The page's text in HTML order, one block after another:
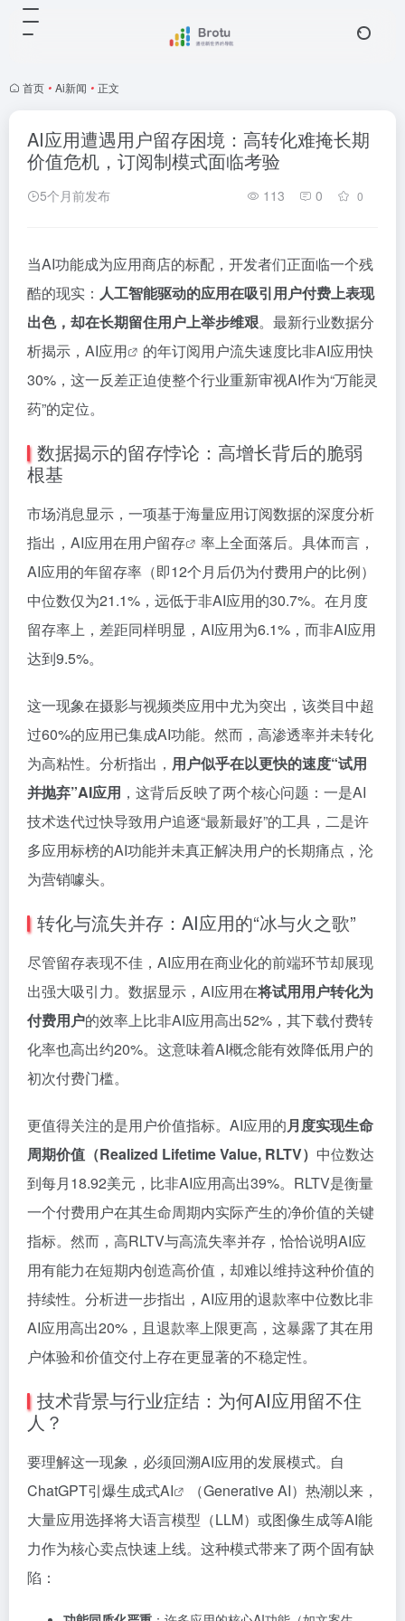
首页 • Ai新闻 • 正文
AI应用遭遇用户留存困境：高转化难掩长期
价值危机，订阅制模式面临考验
5个月前发布 113 0 0
当AI功能成为应用商店的标配，开发者们正面临一个残
酷的现实： 人工智能驱动的应用在吸引用户付费上表现
出色，却在长期留住用户上举步维艰。最新行业数据分
析揭示， AI应用
的年订阅用户流失速度比非AI应用快
30%，这一反差正迫使整个行业重新审视AI作为“万能灵
药”的定位。
数据揭示的留存悖论：高增长背后的脆弱
根基
市场消息显示，一项基于海量应用订阅数据的深度分析
指出，AI应用在用户留存
率上全面落后。具体而言，
AI应用的年留存率（即12个月后仍为付费用户的比例）
中位数仅为21.1%，远低于非AI应用的30.7%。在月度
留存率上，差距同样明显，AI应用为6.1%，而非AI应用
达到9.5%。
这一现象在摄影与视频类应用中尤为突出，该类目中超
过60%的应用已集成AI功能。然而，高渗透率并未转化
为高粘性。分析指出， 用户似乎在以更快的速度“试用
并抛弃”AI应用 ，这背后反映了两个核心问题：一是AI
技术迭代过快导致用户追逐“最新最好”的工具，二是许
多应用标榜的AI功能并未真正解决用户的长期痛点，沦
为营销噱头。
转化与流失并存：AI应用的“冰与火之歌”
尽管留存表现不佳，AI应用在商业化的前端环节却展现
出强大吸引力。数据显示，AI应用在将试用用户转化为
付费用户的效率上比非AI应用高出52%，其下载付费转
化率也高出约20%。这意味着AI概念能有效降低用户的
初次付费门槛。
更值得关注的是用户价值指标。AI应用的月度实现生命
周期价值（Realized Lifetime Value, RLTV） 中位数达
到每月18.92美元，比非AI应用高出39%。RLTV是衡量
一个付费用户在其生命周期内实际产生的净价值的关键
指标。然而，高RLTV与高流失率并存，恰恰说明AI应
用有能力在短期内创造高价值，却难以维持这种价值的
持续性。分析进一步指出，AI应用的退款率中位数比非
AI应用高出20%，且退款率上限更高，这暴露了其在用
户体验和价值交付上存在更显著的不稳定性。
技术背景与行业症结：为何AI应用留不住
人？
要理解这一现象，必须回溯AI应用的发展模式。自
ChatGPT引爆生成式AI
（Generative AI）热潮以来，
大量应用选择将大语言模型（LLM）或图像生成等AI能
力作为核心卖点快速上线。这种模式带来了两个固有缺
陷：